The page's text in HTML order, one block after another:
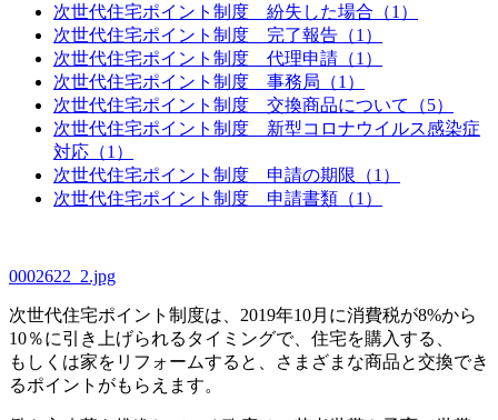
次世代住宅ポイント制度 紛失した場合（1）
次世代住宅ポイント制度 完了報告（1）
次世代住宅ポイント制度 代理申請（1）
次世代住宅ポイント制度 事務局（1）
次世代住宅ポイント制度 交換商品について（5）
次世代住宅ポイント制度 新型コロナウイルス感染症
対応（1）
次世代住宅ポイント制度 申請の期限（1）
次世代住宅ポイント制度 申請書類（1）
0002622_2.jpg
次世代住宅ポイント制度は、2019年10月に消費税が8%から
10％に引き上げられるタイミングで、住宅を購入する、
もしくは家をリフォームすると、さまざまな商品と交換でき
るポイントがもらえます。